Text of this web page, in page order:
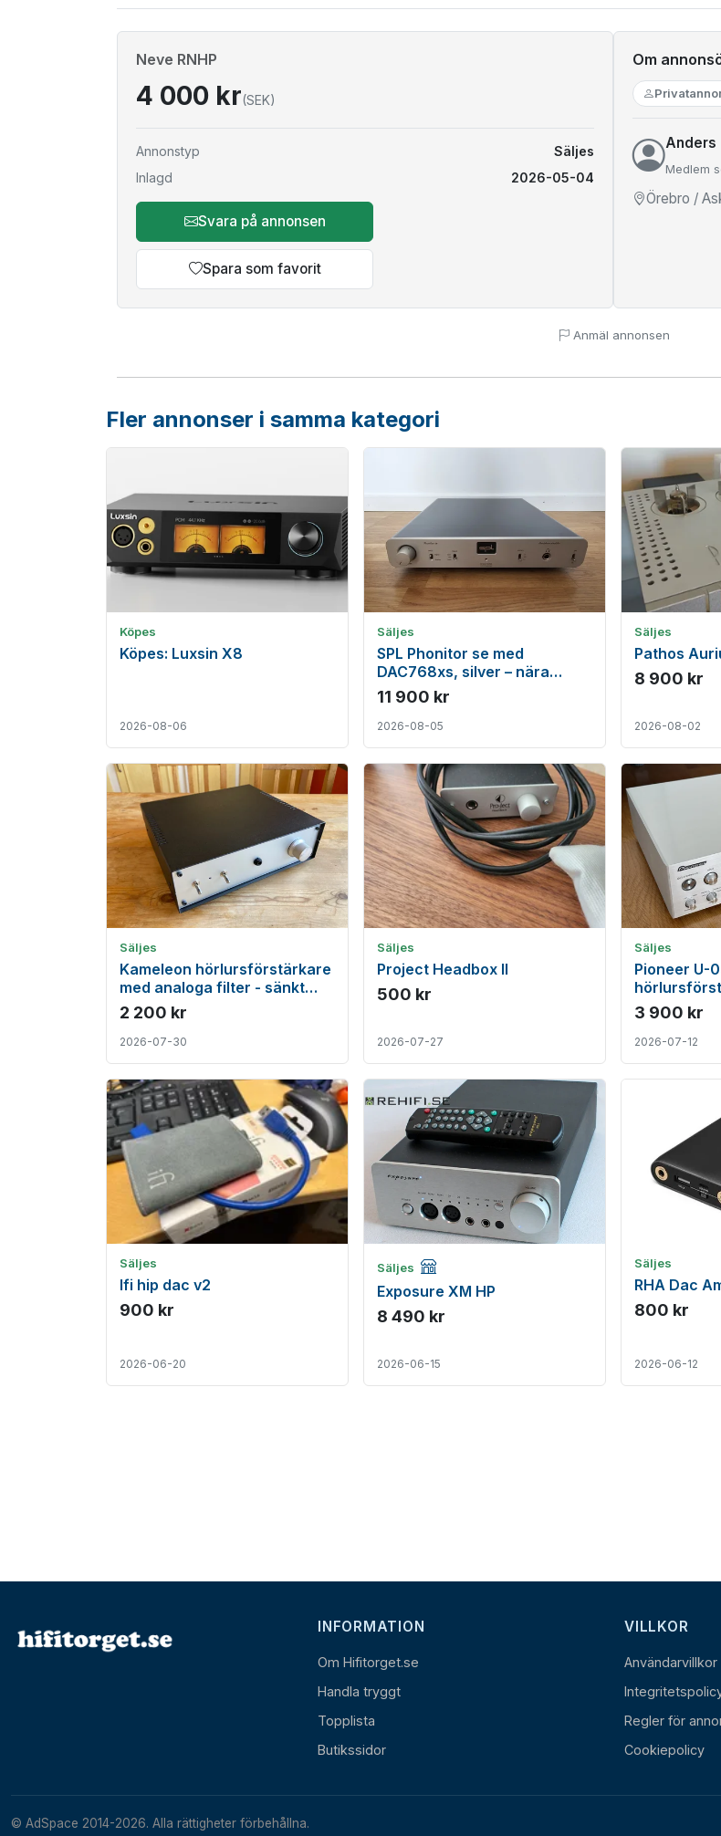
Neve RNHP
4 000 kr(SEK)
Annonstyp
Säljes
Inlagd
2026-05-04
Svara på annonsen
Spara som favorit
Om
Anders
Medlem
Örebro /
Anmäl annonsen
Fler annonser i samma kategori
Köpes
Köpes: Luxsin X8
2026-08-06
Säljes
SPL Phonitor se med
DAC768xs, silver – nära
nyskick
11 900 kr
2026-08-05
Säljes
Pathos
8 900 kr
2026-08-02
Säljes
Kameleon hörlursförstärkare
med analoga filter - sänkt
pris!
2 200 kr
2026-07-30
Säljes
Project Headbox II
500 kr
2026-07-27
Säljes
Pioneer U-
3 900 kr
2026-07-12
Säljes
Ifi hip dac v2
900 kr
2026-06-20
Säljes Företagsannons
Exposure XM HP
8 490 kr
2026-06-15
Säljes
RHA Dac
800 kr
2026-06-12
INFORMATION
Om Hifitorget.se
Handla tryggt
Topplista
Butikssidor
VILLKOR
Användarvillkor
Regler för
Cookiepolicy
© AdSpace 2014-2026. Alla rättigheter förbehållna.